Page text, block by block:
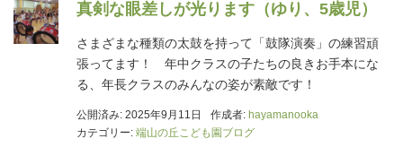
真剣な眼差しが光ります（ゆり、5歳児）
さまざまな種類の太鼓を持って「鼓隊演奏」の練習頑
張ってます！ 年中クラスの子たちの良きお手本にな
る、年長クラスのみんなの姿が素敵です！
公開済み: 2025年9月11日 作成者: hayamanooka
カテゴリー: 端山の丘こども園ブログ